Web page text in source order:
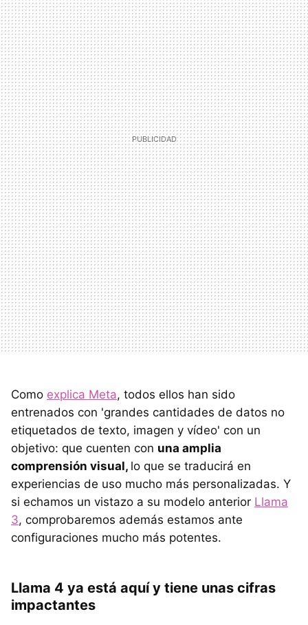
Como explica Meta, todos ellos han sido
entrenados con 'grandes cantidades de datos no
etiquetados de texto, imagen y vídeo' con un
objetivo: que cuenten con una amplia
comprensión visual, lo que se traducirá en
experiencias de uso mucho más personalizadas. Y
si echamos un vistazo a su modelo anterior Llama
3, comprobaremos además estamos ante
configuraciones mucho más potentes.
Llama 4 ya está aquí y tiene unas cifras
impactantes